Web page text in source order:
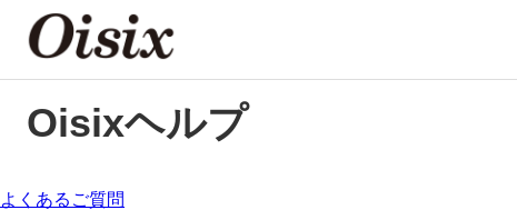
Oisixヘルプ
よくあるご質問